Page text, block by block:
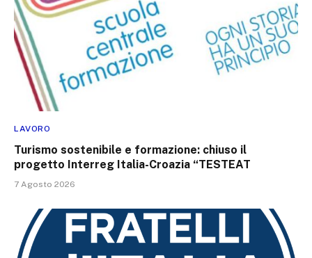
LAVORO
Turismo sostenibile e formazione: chiuso il
progetto Interreg Italia-Croazia “TESTEAT
7 Agosto 2026